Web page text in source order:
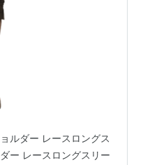
ルダー レースロングス
ー レースロングスリー